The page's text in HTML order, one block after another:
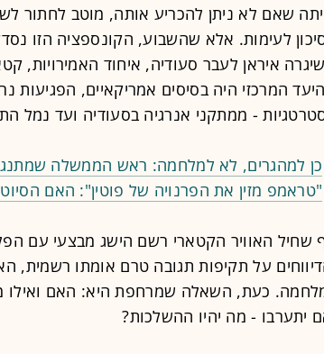
שאם לא ניתן להכריע אותה, מוטב לחתור
לעימות. אלא שהשבוע, הקונספציה הזו
איראן לעבר סעודיה, איחוד האמירויות,
המרכזי היה בסיסים אמריקאיים, הפגיעות
- ממתקני אנרגיה בסעודיה ועד נמל
כן למהגרים, לא למלחמה: ראש הממשלה
"טראמפ מזין את הפרנויה של פוטין": האם
שחיל האוויר הקטארי רשם הישג מבצעי עם
על תקיפות תגובה טרם אומתו רשמית,
כעת, השאלה שמרחפת היא: האם ואילו
יתערבו - מה יהיו ההשלכות?